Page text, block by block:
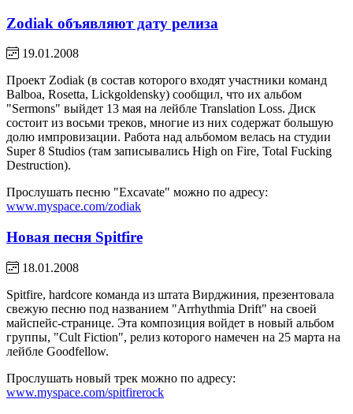
Zodiak объявляют дату релиза
19.01.2008
Проект Zodiak (в состав которого входят участники команд
Balboa, Rosetta, Lickgoldensky) сообщил, что их альбом
"Sermons" выйдет 13 мая на лейбле Translation Loss. Диск
состоит из восьми треков, многие из них содержат большую
долю импровизации. Работа над альбомом велась на студии
Super 8 Studios (там записывались High on Fire, Total Fucking
Destruction).
Прослушать песню "Excavate" можно по адресу:
www.myspace.com/zodiak
Новая песня Spitfire
18.01.2008
Spitfire, hardcore команда из штата Вирджиния, презентовала
свежую песню под названием "Arrhythmia Drift" на своей
майспейс-странице. Эта композиция войдет в новый альбом
группы, "Cult Fiction", релиз которого намечен на 25 марта на
лейбле Goodfellow.
Прослушать новый трек можно по адресу:
www.myspace.com/spitfirerock